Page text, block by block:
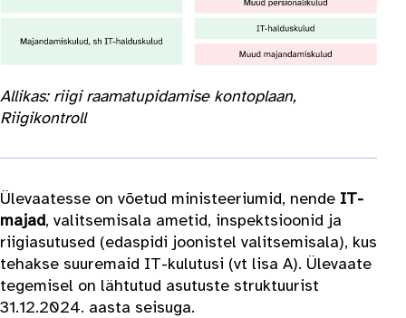
Allikas: riigi raamatupidamise kontoplaan,
Riigikontroll
Ülevaatesse on võetud ministeeriumid, nende IT-
majad, valitsemisala ametid, inspektsioonid ja
riigiasutused (edaspidi joonistel valitsemisala), kus
tehakse suuremaid IT-kulutusi (vt lisa A). Ülevaate
tegemisel on lähtutud asutuste struktuurist
31.12.2024. aasta seisuga.